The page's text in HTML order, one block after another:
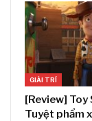
GIẢI TRÍ
[Review]
Tuyệt phẩm